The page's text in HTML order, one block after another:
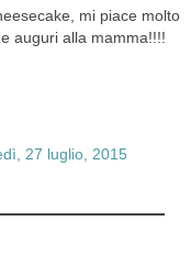
mi piace molto
auguri alla mamma!!!!
27 luglio, 2015